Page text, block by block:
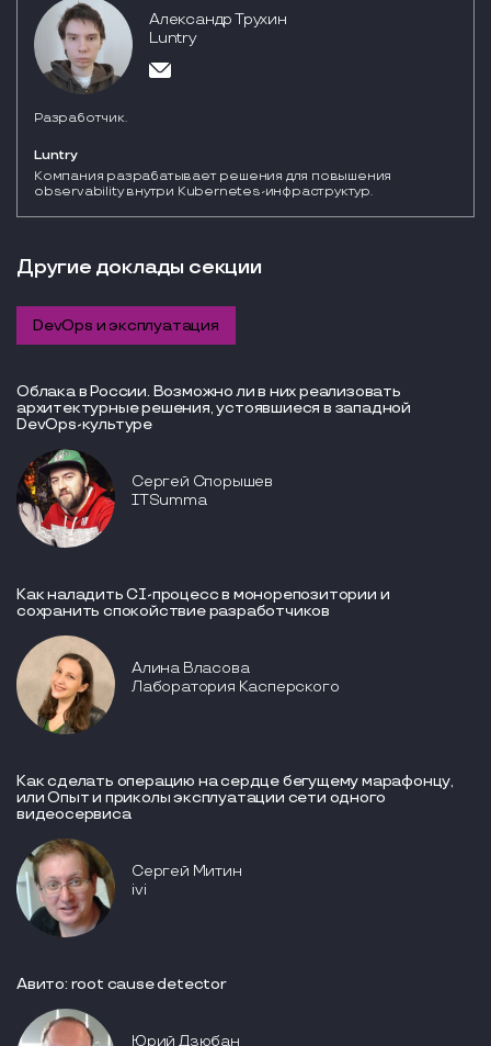
Александр Трухин
Luntry
Разработчик.
Luntry
Компания разрабатывает решения для повышения
observability внутри Kubernetes-инфраструктур.
Другие доклады секции
DevOps и эксплуатация
Облака в России. Возможно ли в них реализовать
архитектурные решения, устоявшиеся в западной
DevOps-культуре
Сергей Спорышев
ITSumma
Как наладить CI-процесс в монорепозитории и
сохранить спокойствие разработчиков
Алина Власова
Лаборатория Касперского
Как сделать операцию на сердце бегущему марафонцу,
или Опыт и приколы эксплуатации сети одного
видеосервиса
Сергей Митин
ivi
Авито: root cause detector
Юрий Дзюбан